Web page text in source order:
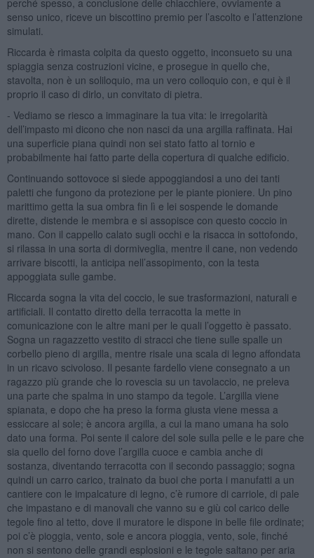
senso unico, riceve un biscottino premio per l’ascolto e l’attenzione
simulati.
Riccarda è rimasta colpita da questo oggetto, inconsueto su una
spiaggia senza costruzioni vicine, e prosegue in quello che,
stavolta, non è un soliloquio, ma un vero colloquio con, e qui è il
proprio il caso di dirlo, un convitato di pietra.
- Vediamo se riesco a immaginare la tua vita: le irregolarità
dell’impasto mi dicono che non nasci da una argilla raffinata. Hai
una superficie piana quindi non sei stato fatto al tornio e
probabilmente hai fatto parte della copertura di qualche edificio.
Continuando sottovoce si siede appoggiandosi a uno dei tanti
paletti che fungono da protezione per le piante pioniere. Un pino
marittimo getta la sua ombra fin lì e lei sospende le domande
dirette, distende le membra e si assopisce con questo coccio in
mano. Con il cappello calato sugli occhi e la risacca in sottofondo,
si rilassa in una sorta di dormiveglia, mentre il cane, non vedendo
arrivare biscotti, la anticipa nell’assopimento, con la testa
appoggiata sulle gambe.
Riccarda sogna la vita del coccio, le sue trasformazioni, naturali e
artificiali. Il contatto diretto della terracotta la mette in
comunicazione con le altre mani per le quali l’oggetto è passato.
Sogna un ragazzetto vestito di stracci che tiene sulle spalle un
corbello pieno di argilla, mentre risale una scala di legno affondata
in un ricavo scivoloso. Il pesante fardello viene consegnato a un
ragazzo più grande che lo rovescia su un tavolaccio, ne preleva
una parte che spalma in uno stampo da tegole. L’argilla viene
spianata, e dopo che ha preso la forma giusta viene messa a
essiccare al sole; è ancora argilla, a cui la mano umana ha solo
dato una forma. Poi sente il calore del sole sulla pelle e le pare che
sia quello del forno dove l’argilla cuoce e cambia anche di
sostanza, diventando terracotta con il secondo passaggio; sogna
quindi un carro carico, trainato da buoi che porta i manufatti a un
cantiere con le impalcature di legno, c’è rumore di carriole, di pale
che impastano e di manovali che vanno su e giù col carico delle
tegole fino al tetto, dove il muratore le dispone in belle file ordinate;
poi c’è pioggia, vento, sole e ancora pioggia, vento, sole, finché
non si sentono delle grandi esplosioni e le tegole saltano per aria